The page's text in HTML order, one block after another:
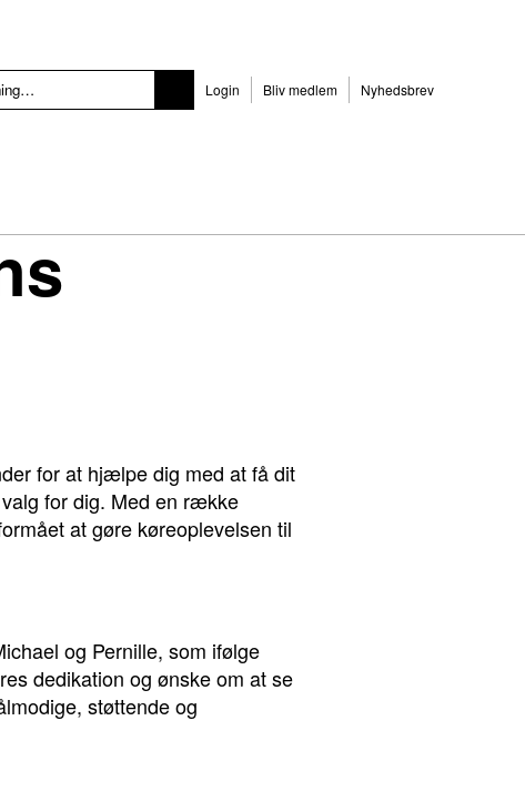
Login Bliv medlem Nyhedsbrev
for at hjælpe dig med at få dit
for dig. Med en række
at gøre køreoplevelsen til
og Pernille, som ifølge
dedikation og ønske om at se
støttende og